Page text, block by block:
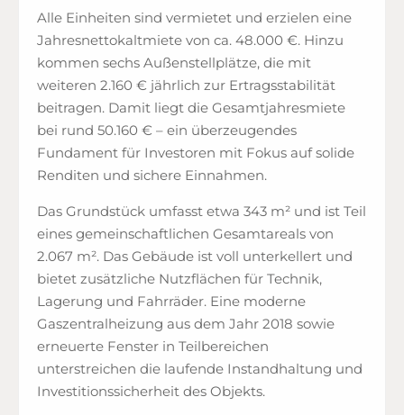
Alle Einheiten sind vermietet und erzielen eine
Jahresnettokaltmiete von ca. 48.000 €. Hinzu
kommen sechs Außenstellplätze, die mit
weiteren 2.160 € jährlich zur Ertragsstabilität
beitragen. Damit liegt die Gesamtjahresmiete
bei rund 50.160 € – ein überzeugendes
Fundament für Investoren mit Fokus auf solide
Renditen und sichere Einnahmen.
Das Grundstück umfasst etwa 343 m² und ist Teil
eines gemeinschaftlichen Gesamtareals von
2.067 m². Das Gebäude ist voll unterkellert und
bietet zusätzliche Nutzflächen für Technik,
Lagerung und Fahrräder. Eine moderne
Gaszentralheizung aus dem Jahr 2018 sowie
erneuerte Fenster in Teilbereichen
unterstreichen die laufende Instandhaltung und
Investitionssicherheit des Objekts.